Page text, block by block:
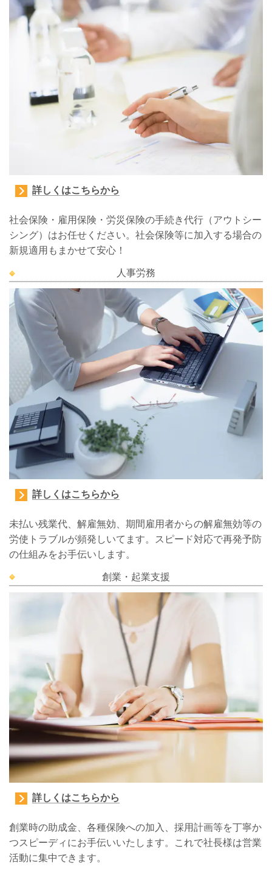
詳しくはこちらから
社会保険・雇用保険・労災保険の手続き代行（アウトシー
シング）はお任せください。 社会保険等に加入する場合の
新規適用もまかせて安心！
人事労務
詳しくはこちらから
未払い残業代、解雇無効、期間雇用者からの解雇無効等の
労使トラブルが頻発しいてます。スピード対応で再発予防
の仕組みをお手伝いします。
創業・起業支援
詳しくはこちらから
創業時の助成金、各種保険への加入、採用計画等を丁寧か
つスピーディにお手伝いいたします。
これで社長様は営業
活動に集中できます。